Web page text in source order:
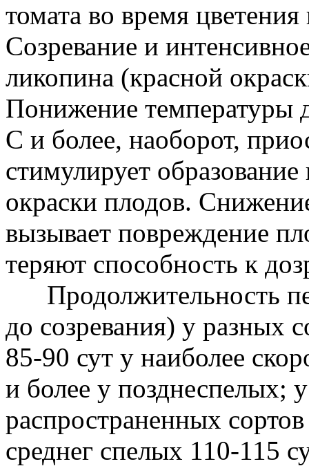
томата во время
Созревание и
ликопина (красной
Понижение температуры
С и более, наоборот,
стимулирует
окраски плодов.
вызывает повреждение
теряют способность к
Продолжительность
до созревания) у разных
85-90 сут у наиболее
и более у позднеспелых;
распространенных
среднег спелых 110-115